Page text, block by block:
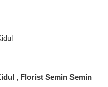
, Florist Semin Semin